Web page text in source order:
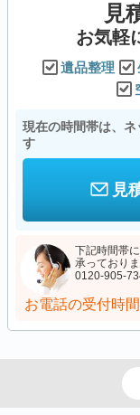
見
お気軽
遺品整理
現在の時間帯は、
す
見
下記時間帯
承っており
0120-905-
お電話の受付時間